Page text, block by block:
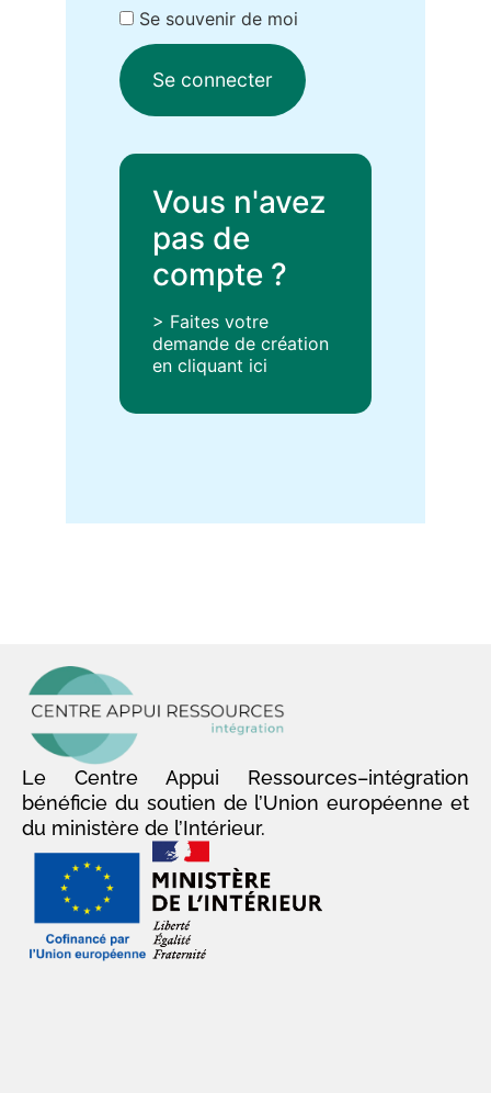
Se souvenir de moi
Vous n'avez
pas de
compte ?
> Faites votre
demande de création
en cliquant ici
Le Centre Appui Ressources–intégration
bénéficie du soutien de l’Union européenne et
du ministère de l’Intérieur.